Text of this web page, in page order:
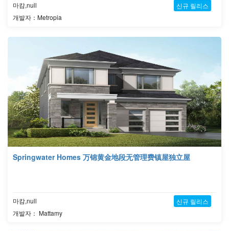
마캄,null
개발자：Metropia
신규 릴리스
Springwater Homes 万锦黄金地段无管理费镇屋独立屋
마캄,null
개발자： Mattamy
신규 릴리스